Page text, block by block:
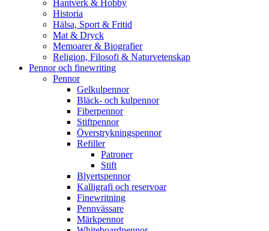
Hantverk & Hobby
Historia
Hälsa, Sport & Fritid
Mat & Dryck
Memoarer & Biografier
Religion, Filosofi & Naturvetenskap
Pennor och finewriting
Pennor
Gelkulpennor
Bläck- och kulpennor
Fiberpennor
Stiftpennor
Överstrykningspennor
Refiller
Patroner
Stift
Blyertspennor
Kalligrafi och reservoar
Finewritning
Pennvässare
Märkpennor